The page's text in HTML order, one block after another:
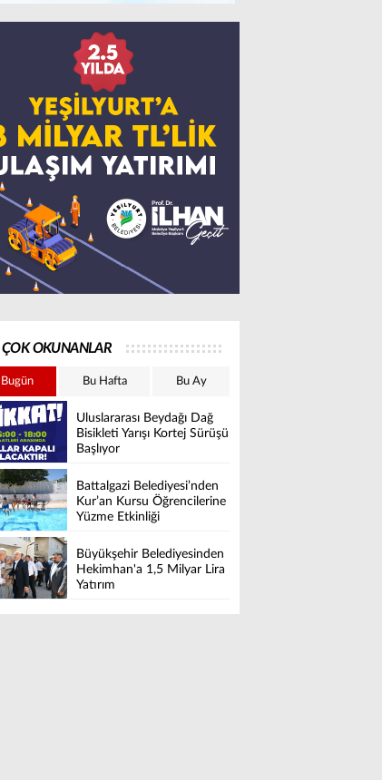
ÇOK OKUNANLAR
Bugün Bu Hafta Bu Ay
Uluslararası Beydağı Dağ
Bisikleti Yarışı Kortej Sürüşü
Başlıyor
Battalgazi Belediyesi’nden
Kur’an Kursu Öğrencilerine
Yüzme Etkinliği
Büyükşehir Belediyesinden
Hekimhan'a 1,5 Milyar Lira
Yatırım